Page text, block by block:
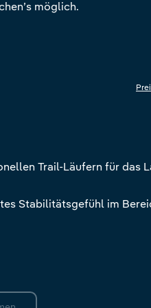
möglich.
von 4.6 von 5
Trail-Läufern für das
Stabilitätsgefühl im